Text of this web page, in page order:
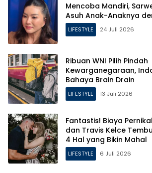
Mencoba Mandiri,
Asuh Anak-Anaknya
LIFESTYLE 24 Juli 2026
Ribuan WNI Pilih Pindah
Kewarganegaraan,
Bahaya Brain Drain
LIFESTYLE 13 Juli 2026
Fantastis! Biaya
dan Travis Kelce
4 Hal yang Bikin Mahal
LIFESTYLE 6 Juli 2026